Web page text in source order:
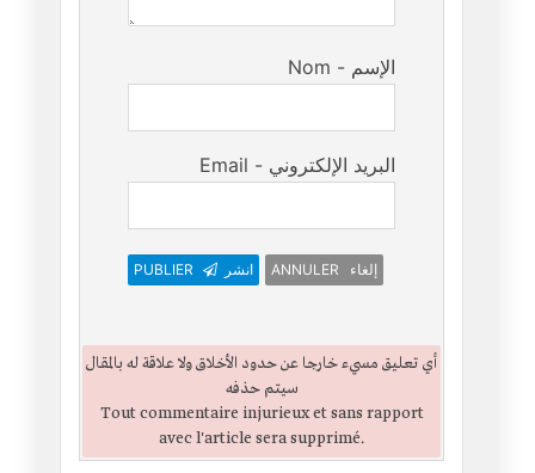
Nom - الإسم
Email - البريد الإلكتروني
PUBLIER انشر ANNULER إلغاء
أي تعليق مسيء خارجا عن حدود الأخلاق ولا علاقة له بالمقال
سيتم حذفه
Tout commentaire injurieux et sans rapport
avec l'article sera supprimé.